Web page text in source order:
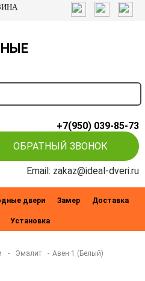
+7(950) 039-85-73
ОБРАТНЫЙ ЗВОНОК
Email: zakaz@ideal-dveri.ru
двери Замер Доставка
Установка
- Эмалит - Авен 1 (Белый)